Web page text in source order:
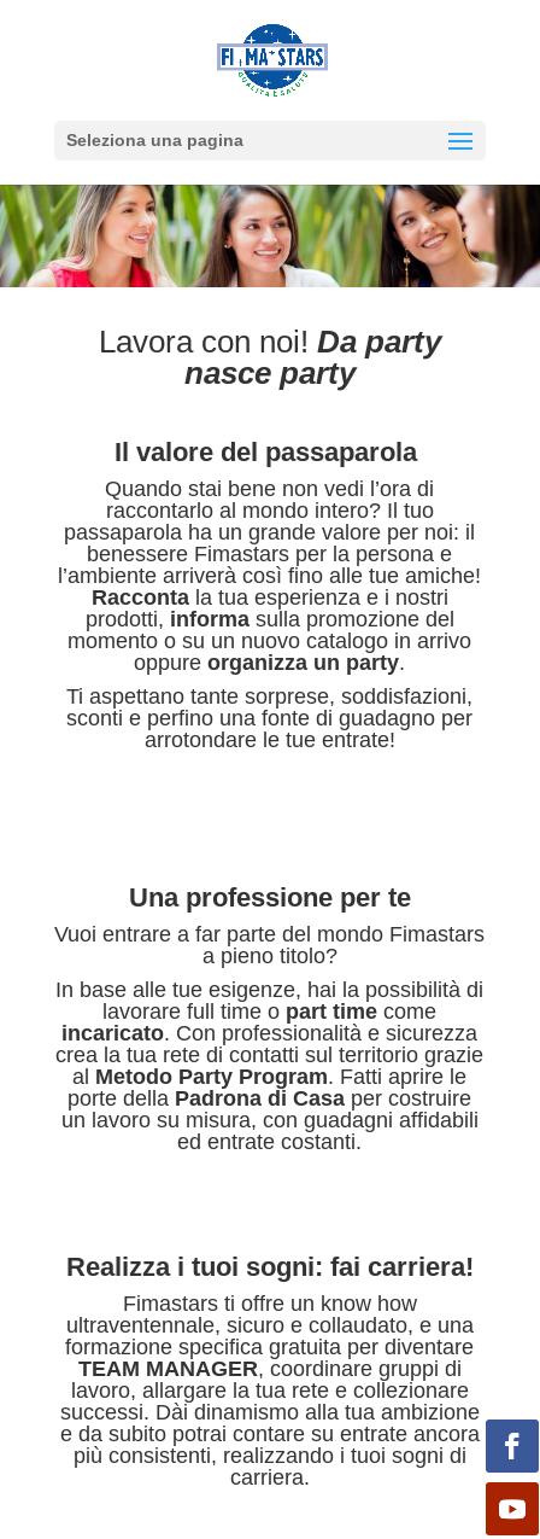
Seleziona una pagina
Lavora con noi! Da party
nasce party
Il valore del passaparola
Quando stai bene non vedi l’ora di
raccontarlo al mondo intero? Il tuo
passaparola ha un grande valore per noi: il
benessere Fimastars per la persona e
l’ambiente arriverà così fino alle tue amiche!
Raccontala tua esperienza e i nostri
prodotti, informasulla promozione del
momento o su un nuovo catalogo in arrivo
oppureorganizza un party.
Ti aspettano tante sorprese, soddisfazioni,
sconti e perfino una fonte di guadagno per
arrotondare le tue entrate!
Una professione per te
Vuoi entrare a far parte del mondo Fimastars
a pieno titolo?
In base alle tue esigenze, hai la possibilità di
lavorare full time o part timecome
incaricato. Con professionalità e sicurezza
crea la tua rete di contatti sul territorio grazie
al Metodo Party Program. Fatti aprire le
porte della Padrona di Casa per costruire
un lavoro su misura, con guadagni affidabili
ed entrate costanti.
Realizza i tuoi sogni: fai carriera!
Fimastars ti offre un know how
ultraventennale, sicuro e collaudato, e una
formazione specifica gratuita per diventare
TEAM MANAGER, coordinare gruppi di
lavoro, allargare la tua rete e collezionare
successi. Dài dinamismo alla tua ambizione
e da subito potrai contare su entrate ancora
più consistenti, realizzando i tuoi sogni di
carriera.